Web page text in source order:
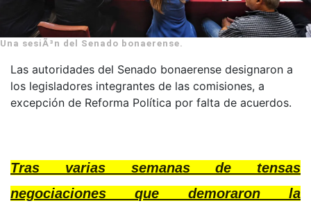
Una sesiÃ³n del Senado bonaerense.
Las autoridades del Senado bonaerense designaron a
los legisladores integrantes de las comisiones, a
excepción de Reforma Política por falta de acuerdos.
Tras varias semanas de tensas
negociaciones que demoraron la